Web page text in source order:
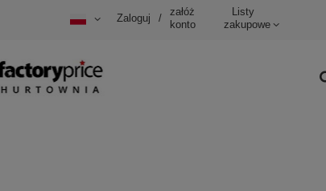
Zaloguj /
załóż
konto
Listy
zakupowe